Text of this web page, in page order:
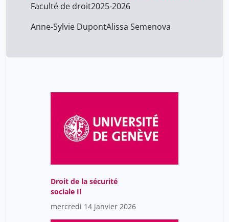
Faculté de droit2025-2026
Anne-Sylvie DupontAlissa Semenova
Droit de la sécurité
sociale II
mercredi 14 janvier 2026